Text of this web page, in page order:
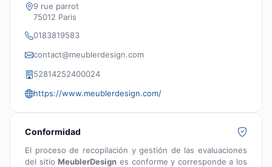
9 rue parrot
75012 Paris
0183819583
contact@meublerdesign.com
52814252400024
https://www.meublerdesign.com/
Conformidad
El proceso de recopilación y gestión de las evaluaciones
del sitioMeublerDesign es conforme y corresponde a los